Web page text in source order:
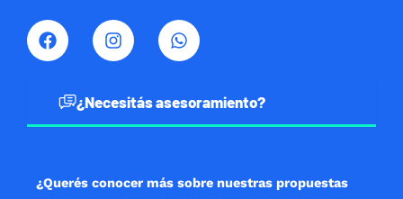
F
a
c
I
n
s
a
W
h
a
s
¿Necesitás asesoramiento?
¿Querés conocer más sobre nuestras propuestas